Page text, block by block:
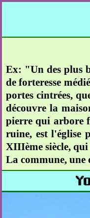
Ex: "Un des plus
de forteresse
portes cintrées,
découvre la
pierre qui arbore
ruine, est l'église
XIIIème siècle,
La commune, une